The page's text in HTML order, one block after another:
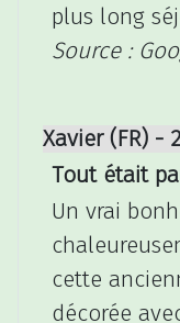
plus long
Source :
Xavier (FR) -
Tout était
Un vrai
cette
décorée